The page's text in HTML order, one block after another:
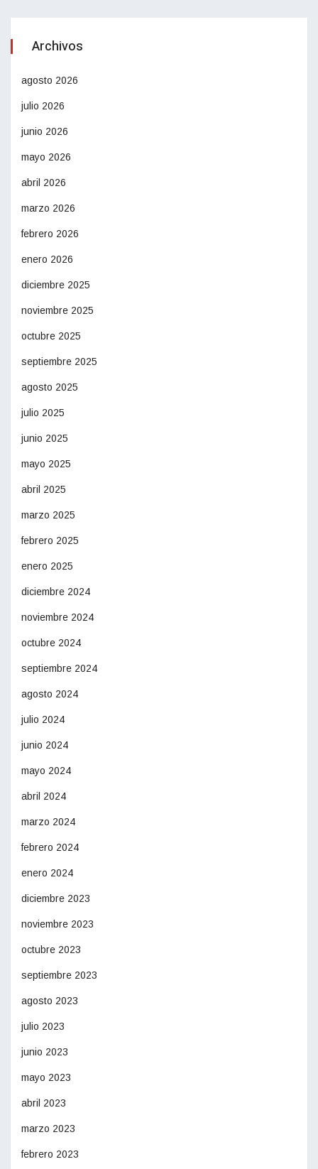
Archivos
agosto 2026
julio 2026
junio 2026
mayo 2026
abril 2026
marzo 2026
febrero 2026
enero 2026
diciembre 2025
noviembre 2025
octubre 2025
septiembre 2025
agosto 2025
julio 2025
junio 2025
mayo 2025
abril 2025
marzo 2025
febrero 2025
enero 2025
diciembre 2024
noviembre 2024
octubre 2024
septiembre 2024
agosto 2024
julio 2024
junio 2024
mayo 2024
abril 2024
marzo 2024
febrero 2024
enero 2024
diciembre 2023
noviembre 2023
octubre 2023
septiembre 2023
agosto 2023
julio 2023
junio 2023
mayo 2023
abril 2023
marzo 2023
febrero 2023